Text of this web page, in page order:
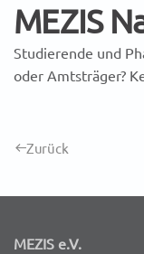
MEZIS
Studierende und
oder Amtsträger?
Zurück
MEZIS e.V.